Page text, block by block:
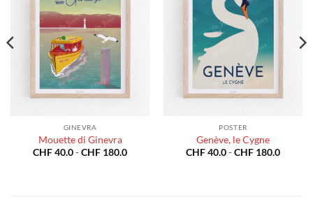
GINEVRA
Mouette di Ginevra
CHF40.0-CHF 180.0Fascia
POSTER
Genève, le Cygne
CHF40.0-CHF 180.0Fascia